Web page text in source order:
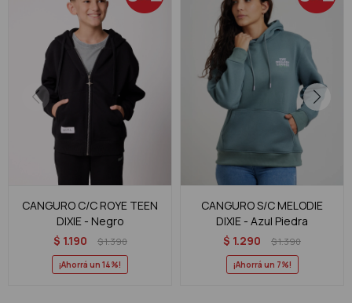
CANGURO C/C ROYE TEEN
DIXIE - Negro
$ 1.190 $1.390
14
CANGURO S/C MELODIE
DIXIE - Azul Piedra
$ 1.290 $1.390
7